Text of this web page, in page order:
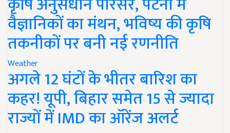
वैज्ञानिकों का मंथन, भविष्य की कृषि
तकनीकों पर बनी नई रणनीति
Weather
अगले 12 घंटों के भीतर बारिश का
कहर! यूपी, बिहार समेत 15 से ज्यादा
राज्यों में IMD का ऑरेंज अलर्ट